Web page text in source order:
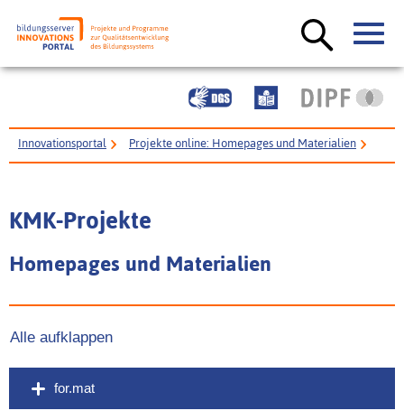
Innovationsportal Projekte online: Homepages und Materialien
KMK-Projekte
Homepages und Materialien
Alle aufklappen
for.mat